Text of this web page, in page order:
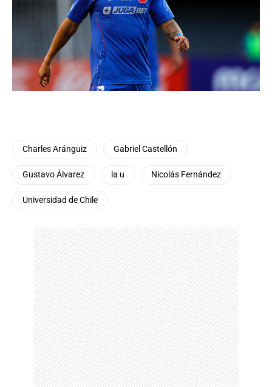
Charles Aránguiz Gabriel Castellón
Gustavo Álvarez la u Nicolás Fernández
Universidad de Chile